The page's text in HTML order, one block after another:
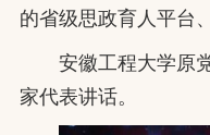
的省级思政育人平台
安徽工程大学原
家代表讲话。